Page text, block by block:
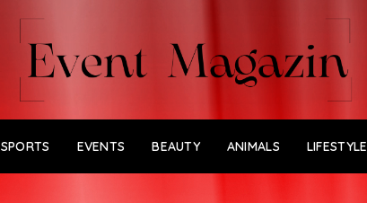
SPORTS EVENTS BEAUTY ANIMALS LIFESTYLE